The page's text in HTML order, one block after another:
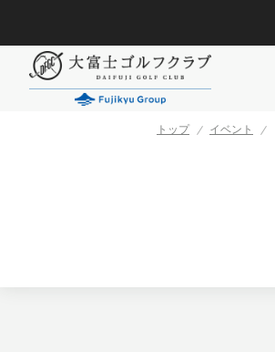
トップ イベント